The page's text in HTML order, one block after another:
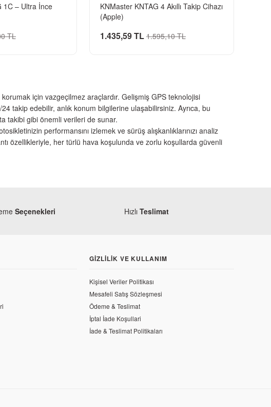
1C – Ultra İnce
TL
KNMaster KNTAG 4 Akıllı Takip Cihazı
(Apple)
1.435,59 TL 1.595,10 TL
için vazgeçilmez araçlardır. Gelişmiş GPS teknolojisi
takip edebilir, anlık konum bilgilerine ulaşabilirsiniz. Ayrıca, bu
takibi gibi önemli verileri de sunar.
performansını izlemek ve sürüş alışkanlıklarınızı analiz
özellikleriyle, her türlü hava koşulunda ve zorlu koşullarda güvenli
Seçenekleri Hızlı Teslimat
GIZLILIK VE KULLANIM
Kişisel Veriler Politikası
Mesafeli Satış Sözleşmesi
Ödeme & Teslimat
İptal İade Koşullari
İade & Teslimat Politikaları